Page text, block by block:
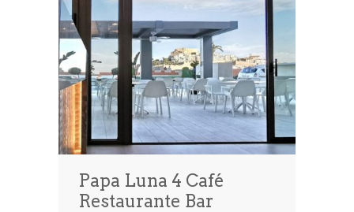
Papa Luna 4 Café
Restaurante Bar